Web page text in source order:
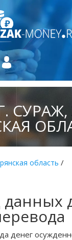
СУРАЖ,
область /
данных
денег